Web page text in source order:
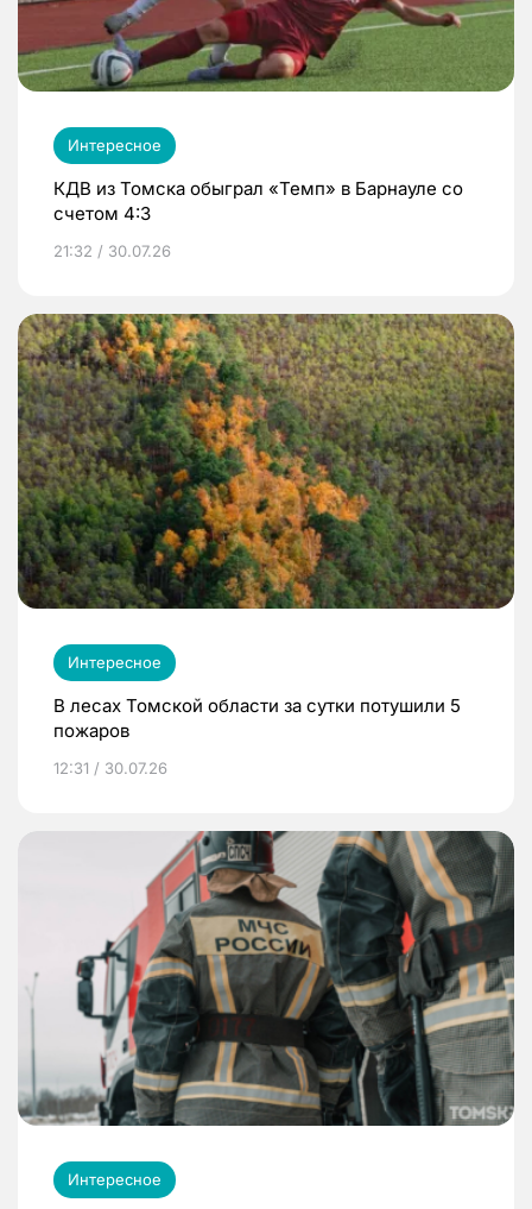
Интересное
КДВ из Томска обыграл «Темп» в Барнауле со
счетом 4:3
21:32 / 30.07.26
Интересное
В лесах Томской области за сутки потушили 5
пожаров
12:31 / 30.07.26
Интересное